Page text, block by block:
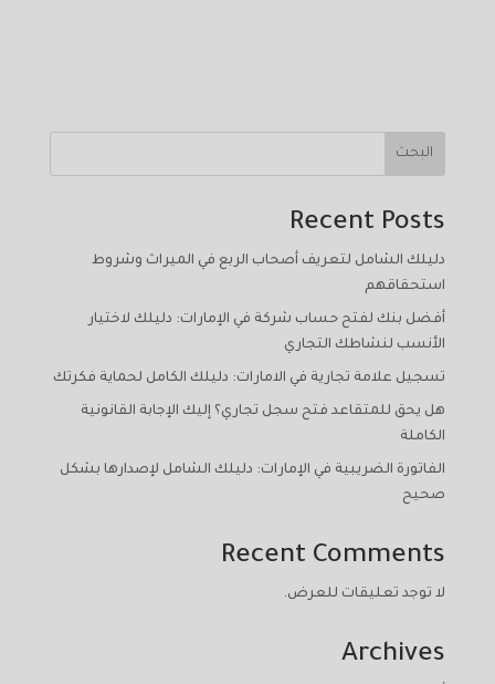
البحث
Recent Posts
دليلك الشامل لتعريف أصحاب الربع في الميراث وشروط
استحقاقهم
أفضل بنك لفتح حساب شركة في الإمارات: دليلك لاختيار
الأنسب لنشاطك التجاري
تسجيل علامة تجارية في الامارات: دليلك الكامل لحماية فكرتك
هل يحق للمتقاعد فتح سجل تجاري؟ إليك الإجابة القانونية
الكاملة
الفاتورة الضريبية في الإمارات: دليلك الشامل لإصدارها بشكل
صحيح
Recent Comments
لا توجد تعليقات للعرض.
Archives